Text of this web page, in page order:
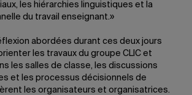
les hiérarchies linguistiques et la
du travail enseignant.»
abordées durant ces deux jours
les travaux du groupe CLIC et
les salles de classe, les discussions
et les processus décisionnels de
les organisateurs et organisatrices.